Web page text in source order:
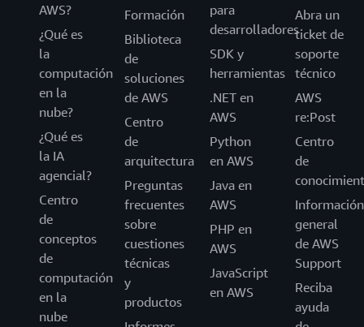
AWS?
¿Qué es
la
computación
en la
nube?
¿Qué es
la IA
agencial?
Centro
de
conceptos
de
computación
en la
nube
Formación
Biblioteca
de
soluciones
de AWS
Centro
de
arquitectura
Preguntas
frecuentes
sobre
cuestiones
técnicas
y
productos
para
desarrolladores
SDK y
herramientas
.NET en
AWS
Python
en AWS
Java en
AWS
PHP en
AWS
JavaScript
en AWS
Abra un
ticket de
soporte
técnico
AWS
re:Post
Centro
de
Información
general
de AWS
Support
Reciba
ayuda